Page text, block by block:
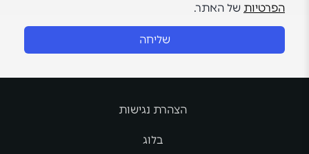
הפרטיות של האתר.
שליחה
הצהרת נגישות
בלוג